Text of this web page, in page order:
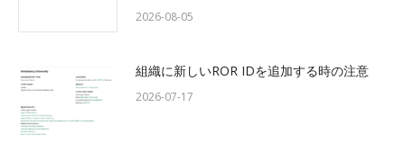
2026-08-05
組織に新しいROR IDを追加する時の注意
2026-07-17